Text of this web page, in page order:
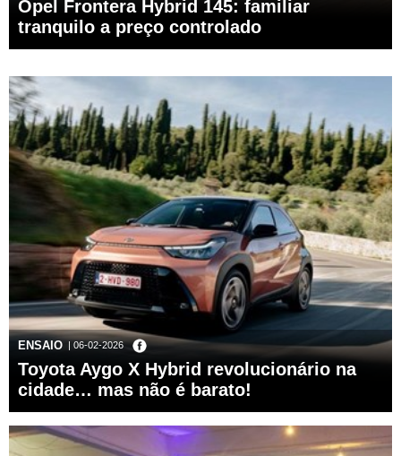
Opel Frontera Hybrid 145: familiar
tranquilo a preço controlado
ENSAIO | 06-02-2026
Toyota Aygo X Hybrid revolucionário na
cidade… mas não é barato!